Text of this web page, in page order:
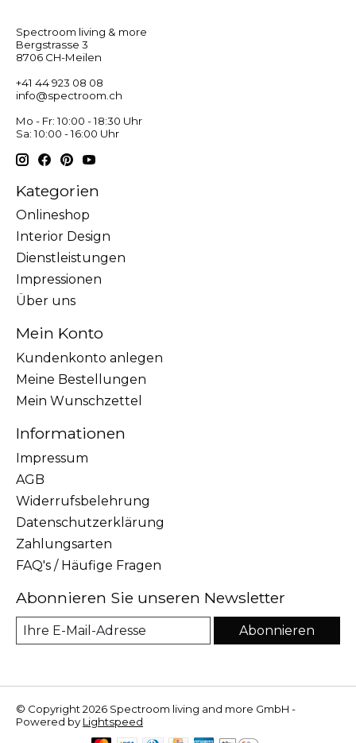
Spectroom living & more
Bergstrasse 3
8706 CH-Meilen
+41 44 923 08 08
info@spectroom.ch
Mo - Fr: 10:00 - 18:30 Uhr
Sa: 10:00 - 16:00 Uhr
Kategorien
Onlineshop
Interior Design
Dienstleistungen
Impressionen
Über uns
Mein Konto
Kundenkonto anlegen
Meine Bestellungen
Mein Wunschzettel
Informationen
Impressum
AGB
Widerrufsbelehrung
Datenschutzerklärung
Zahlungsarten
FAQ's / Häufige Fragen
Abonnieren Sie unseren Newsletter
Abonnieren
© Copyright 2026 Spectroom living and more GmbH -
Powered by Lightspeed